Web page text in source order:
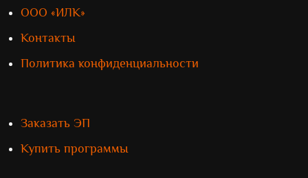
ООО «ИЛК»
Контакты
Политика конфиденциальности
Заказать ЭП
Купить программы